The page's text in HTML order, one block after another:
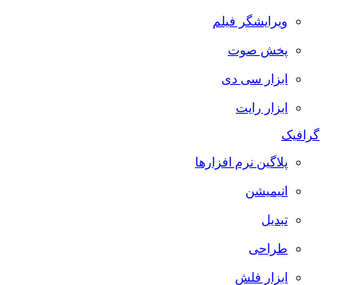
ویرایشگر فیلم
پخش صوت
ابزار سی دی
ابزار رایت
گرافیک
پلاگین نرم افزارها
انیمیشن
تبدیل
طراحی
ابزار فلش